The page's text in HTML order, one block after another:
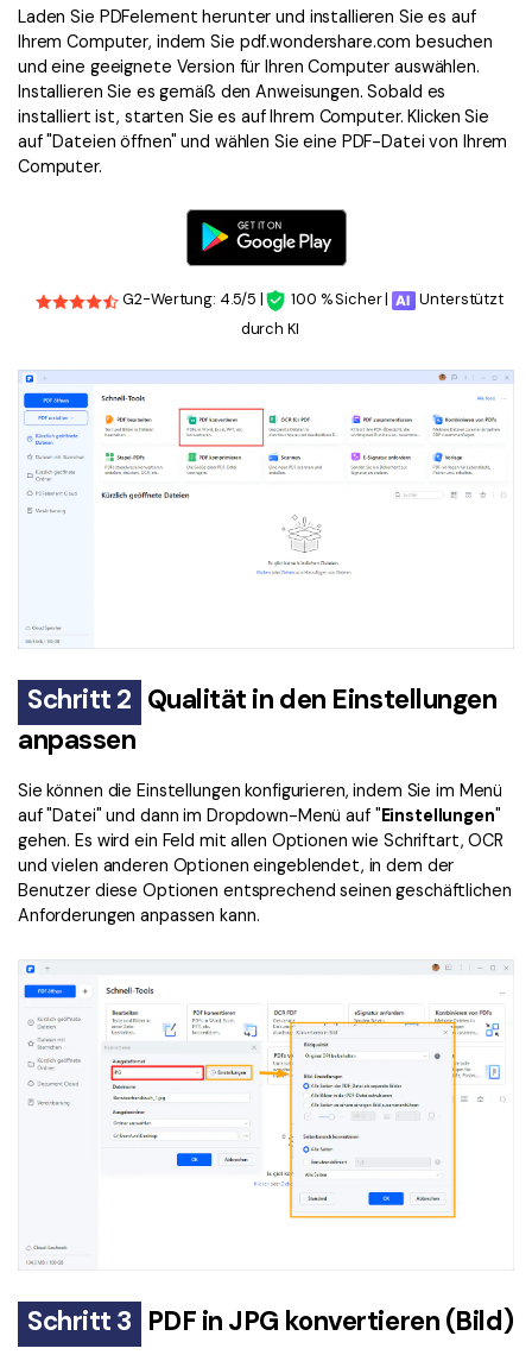
Laden Sie PDFelement herunter und installieren Sie es auf
Ihrem Computer, indem Sie pdf.wondershare.com besuchen
und eine geeignete Version für Ihren Computer auswählen.
Installieren Sie es gemäß den Anweisungen. Sobald es
installiert ist, starten Sie es auf Ihrem Computer. Klicken Sie
auf "Dateien öffnen" und wählen Sie eine PDF-Datei von Ihrem
Computer.
G2-Wertung: 4.5/5 | 100 % Sicher |
Unterstützt
durch KI
Schritt 2 Qualität in den Einstellungen
anpassen
Sie können die Einstellungen konfigurieren, indem Sie im Menü
auf "Datei" und dann im Dropdown-Menü auf "Einstellungen"
gehen. Es wird ein Feld mit allen Optionen wie Schriftart, OCR
und vielen anderen Optionen eingeblendet, in dem der
Benutzer diese Optionen entsprechend seinen geschäftlichen
Anforderungen anpassen kann.
Schritt 3 PDF in JPG konvertieren (Bild)